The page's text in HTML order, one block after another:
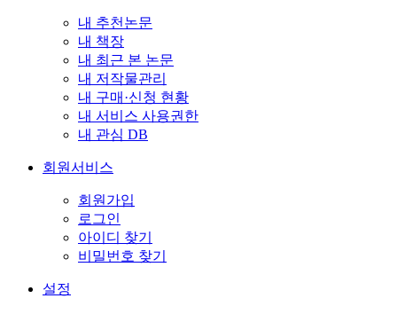
내 추천논문
내 책장
내 최근 본 논문
내 저작물관리
내 구매·신청 현황
내 서비스 사용권한
내 관심 DB
회원서비스
회원가입
로그인
아이디 찾기
비밀번호 찾기
설정